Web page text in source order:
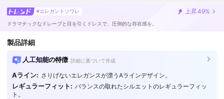
#エレガントソワレ 上昇49%
ドラマチックなドレープと目を引くドレスで、圧倒的な存在感を。
製品詳細
人工知能の特徴 詳細に基づいて作成
Aライン: さりげないエレガンスが漂うAラインデザイン。
レギュラーフィット: バランスの取れたシルエットのレギュラーフィッ
ト。